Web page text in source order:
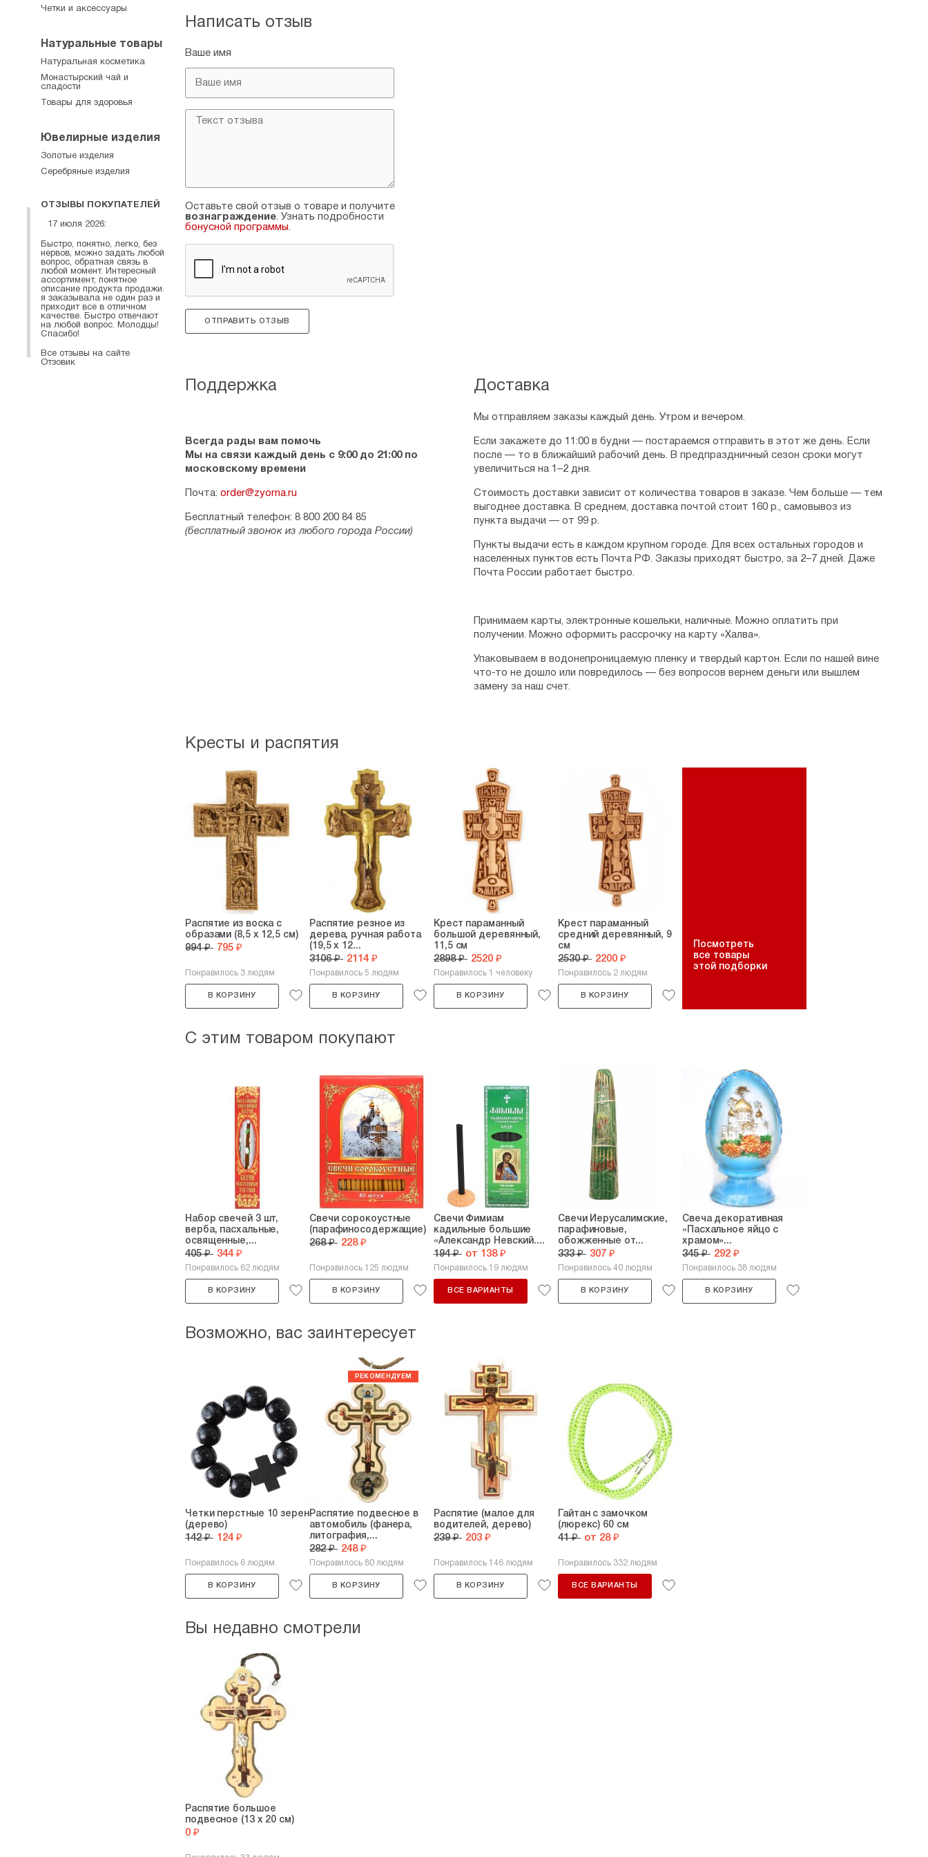
Написать отзыв
Ваше имя
Оставьте свой отзыв о товаре и получите
вознаграждение. Узнать подробности
бонусной программы.
ОТПРАВИТЬ ОТЗЫВ
Поддержка
Всегда рады вам помочь
Мы на связи каждый день с 9:00 до 21:00 по
московскому времени
Почта: order@zyorna.ru
Бесплатный телефон: 8 800 200 84 85
(бесплатный звонок из любого города России)
Доставка
Мы отправляем заказы каждый день. Утром и вечером.
Если закажете до 11:00 в будни — постараемся отправить в этот же день. Если
после — то в ближайший рабочий день. В предпраздничный сезон сроки могут
увеличиться на 1–2 дня.
Стоимость доставки зависит от количества товаров в заказе. Чем больше — тем
выгоднее доставка. В среднем, доставка почтой стоит 160 р., самовывоз из
пункта выдачи — от 99 р.
Пункты выдачи есть в каждом крупном городе. Для всех остальных городов и
населенных пунктов есть Почта РФ. Заказы приходят быстро, за 2–7 дней. Даже
Почта России работает быстро.
Принимаем карты, электронные кошельки, наличные. Можно оплатить при
получении. Можно оформить рассрочку на карту «Халва».
Упаковываем в водонепроницаемую пленку и твердый картон. Если по нашей вине
что-то не дошло или повредилось — без вопросов вернем деньги или вышлем
замену за наш счет.
Кресты и распятия
Распятие из воска с
образами (8,5 х 12,5 см)
994 ₽ 795 ₽
Понравилось 3 людям
В КОРЗИНУ
Распятие резное из
дерева, ручная работа
(19,5 х 12...
3106 ₽ 2114 ₽
Понравилось 5 людям
В КОРЗИНУ
Крест параманный
большой деревянный,
11,5 см
2898 ₽ 2520 ₽
Понравилось 1 человеку
В КОРЗИНУ
Крест параманный
средний деревянный, 9
см
2530 ₽ 2200 ₽
Понравилось 2 людям
В КОРЗИНУ
Посмотреть
все товары
этой подборки
С этим товаром покупают
Набор свечей 3 шт,
верба, пасхальные,
освященные,...
405 ₽ 344 ₽
Понравилось 62 людям
В КОРЗИНУ
Свечи сорокоустные
(парафиносодержащие)
268 ₽ 228 ₽
Понравилось 125 людям
В КОРЗИНУ
Свечи Фимиам
кадильные большие
«Александр Невский....
194 ₽ от 138 ₽
Понравилось 19 людям
ВСЕ ВАРИАНТЫ
Свечи Иерусалимские,
парафиновые,
обожженные от...
333 ₽ 307 ₽
Понравилось 40 людям
В КОРЗИНУ
Свеча декоративная
«Пасхальное яйцо с
храмом»...
345 ₽ 292 ₽
Понравилось 38 людям
В КОРЗИНУ
Возможно, вас заинтересует
Четки перстные 10 зерен
(дерево)
142 ₽ 124 ₽
Понравилось 6 людям
В КОРЗИНУ
Распятие подвесное в
автомобиль (фанера,
литография,...
282 ₽ 248 ₽
Понравилось 80 людям
В КОРЗИНУ
Распятие (малое для
водителей, дерево)
239 ₽ 203 ₽
Понравилось 146 людям
В КОРЗИНУ
Гайтан с замочком
(люрекс) 60 см
41 ₽ от 28 ₽
Понравилось 332 людям
ВСЕ ВАРИАНТЫ
Вы недавно смотрели
Распятие большое
подвесное (13 х 20 см)
0 ₽
Четки и аксессуары
Натуральные товары
Натуральная косметика
Монастырский чай и
сладости
Товары для здоровья
Ювелирные изделия
Золотые изделия
Серебряные изделия
ОТЗЫВЫ ПОКУПАТЕЛЕЙ
17 июля 2026:
Быстро, понятно, легко, без
нервов, можно задать любой
вопрос, обратная связь в
любой момент. Интересный
ассортимент, понятное
описание продукта продажи.
я заказывала не один раз и
приходит все в отличном
качестве. Быстро отвечают
на любой вопрос. Молодцы!
Спасибо!
Все отзывы на сайте
Отзовик